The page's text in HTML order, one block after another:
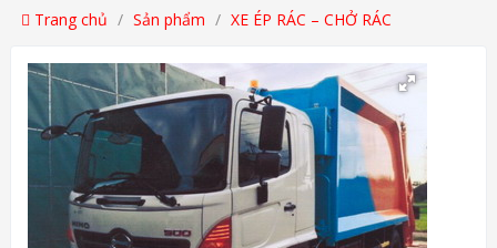
Trang chủ Sản phẩm XE ÉP RÁC – CHỞ RÁC